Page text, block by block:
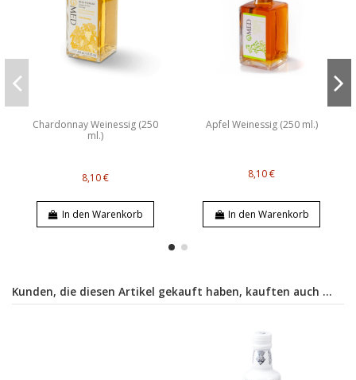
Chardonnay Weinessig (250
ml.)
8,10 €
In den Warenkorb
Apfel Weinessig (250 ml.)
8,10 €
In den Warenkorb
Kunden, die diesen Artikel gekauft haben, kauften auch ...